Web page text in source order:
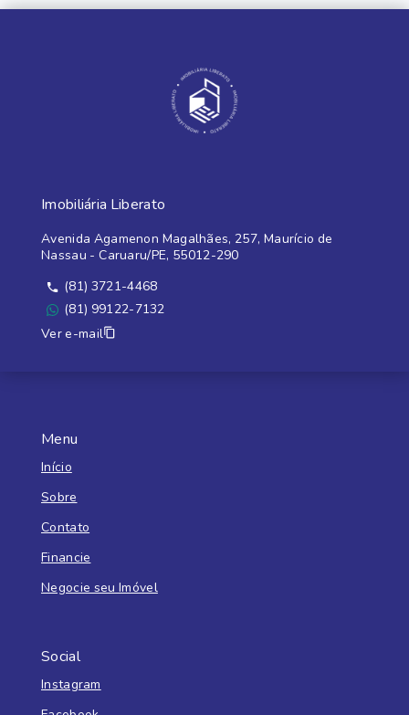
Menu
Início
Sobre
Contato
Financie
Negocie seu Imóvel
Social
Instagram
Imobiliária Liberato
Avenida Agamenon Magalhães, 257, Maurício de
Nassau - Caruaru/PE, 55012-290
(81) 3721-4468
(81) 99122-7132
Ver e-mail